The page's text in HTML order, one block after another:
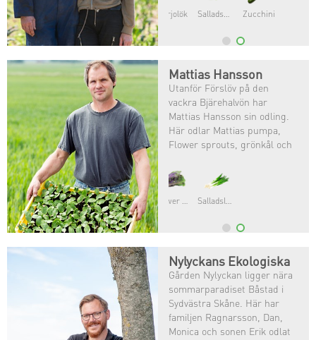
flytta till Sverige.
Salladskål Zucchini
Mattias Hansson
Utanför Förslöv på den
vackra Bjärehalvön har
Mattias Hansson sin odling.
Här odlar Mattias pumpa,
Flower sprouts, grönkål och
Salladslök
Nylyckans Ekologiska
Gården Nylyckan ligger nära
sommarparadiset Båstad i
Sydvästra Skåne. Här har
familjen Ragnarsson, Dan,
Monica och sonen Erik odlat